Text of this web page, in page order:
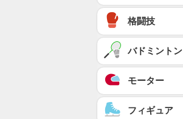
格闘技
バドミントン
モーター
フィギュア